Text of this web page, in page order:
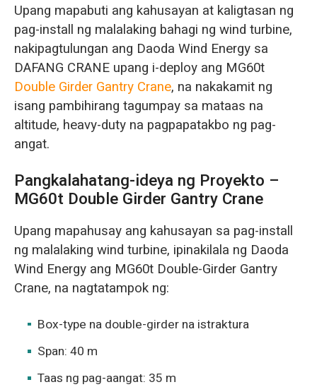
Upang mapabuti ang kahusayan at kaligtasan ng
pag-install ng malalaking bahagi ng wind turbine,
nakipagtulungan ang Daoda Wind Energy sa
DAFANG CRANE upang i-deploy ang MG60t
Double Girder Gantry Crane, na nakakamit ng
isang pambihirang tagumpay sa mataas na
altitude, heavy-duty na pagpapatakbo ng pag-
angat.
Pangkalahatang-ideya ng Proyekto –
MG60t Double Girder Gantry Crane
Upang mapahusay ang kahusayan sa pag-install
ng malalaking wind turbine, ipinakilala ng Daoda
Wind Energy ang MG60t Double-Girder Gantry
Crane, na nagtatampok ng:
Box-type na double-girder na istraktura
Span: 40 m
Taas ng pag-aangat: 35 m